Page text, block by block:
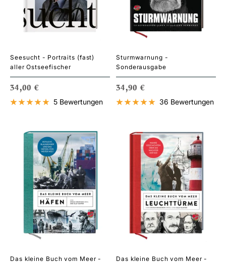
Seesucht - Portraits (fast)
aller Ostseefischer
ANGEBOTSPREIS
34,00 €
5 Bewertungen
Sturmwarnung -
Sonderausgabe
ANGEBOTSPREIS
34,90 €
36 Bewertungen
Das kleine Buch vom Meer -
Das kleine Buch vom Meer -